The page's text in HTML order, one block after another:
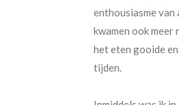
enthousiasme
kwamen ook
het eten gooide
tijden.